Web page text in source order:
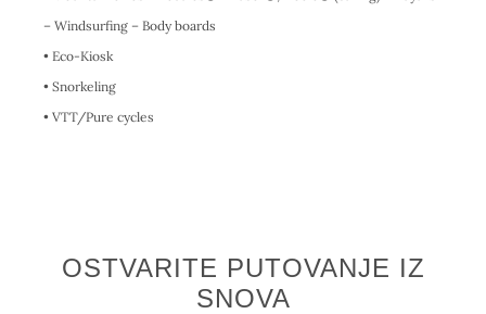
– Windsurfing – Body boards
• Eco-Kiosk
• Snorkeling
• VTT/Pure cycles
OSTVARITE PUTOVANJE IZ
SNOVA